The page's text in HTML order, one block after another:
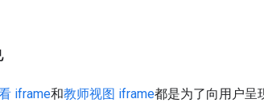
iframe和教师视图 iframe都是为了向用户呈